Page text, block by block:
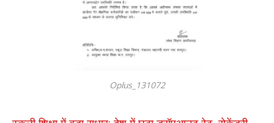
Oplus_131072